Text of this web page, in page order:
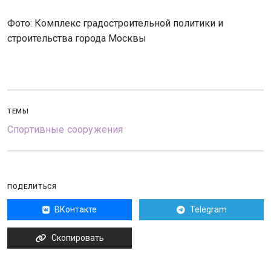
Фото: Комплекс градостроительной политики и
строительства города Москвы
ТЕМЫ
Спортивные сооружения
ПОДЕЛИТЬСЯ
ВКонтакте Telegram
Скопировать